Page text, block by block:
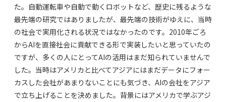
た。自動運転車や自動で動くロボットなど、歴史に残るような
最先端の研究ではありましたが、最先端の技術がゆえに、当時
の社会で実用化される状況ではなかったのです。2010年ごろ
からAIを直接社会に貢献できる形で実装したいと思っていたの
ですが、多くの人にとってAIの活用はまだ知られていませんで
した。当時はアメリカと比べてアジアにはまだデータにフォー
カスした会社があまりないことにも気づき、AIの会社をアジア
で立ち上げることを決めました。背景にはアメリカで学ぶアジ